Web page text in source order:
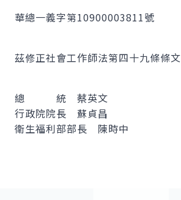
華總一義字第10900003811號
茲修正社會工作師法第四十九條條文
總 統 蔡英文
行政院院長 蘇貞昌
衛生福利部部長 陳時中